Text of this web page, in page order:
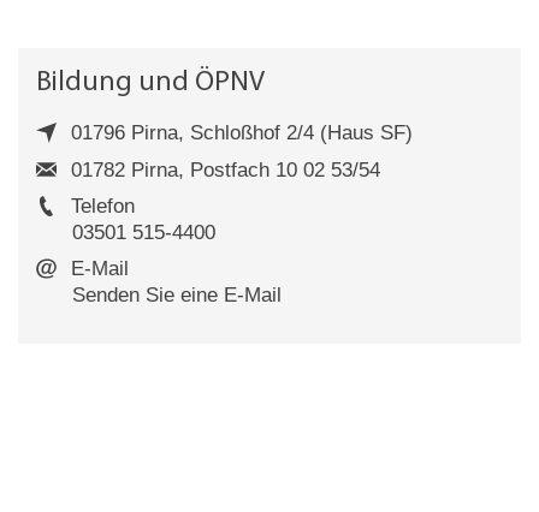
Bildung und ÖPNV
01796 Pirna, Schloßhof 2/4 (Haus SF)
01782 Pirna, Postfach 10 02 53/54
Telefon
03501 515-4400
E-Mail
Senden Sie eine E-Mail